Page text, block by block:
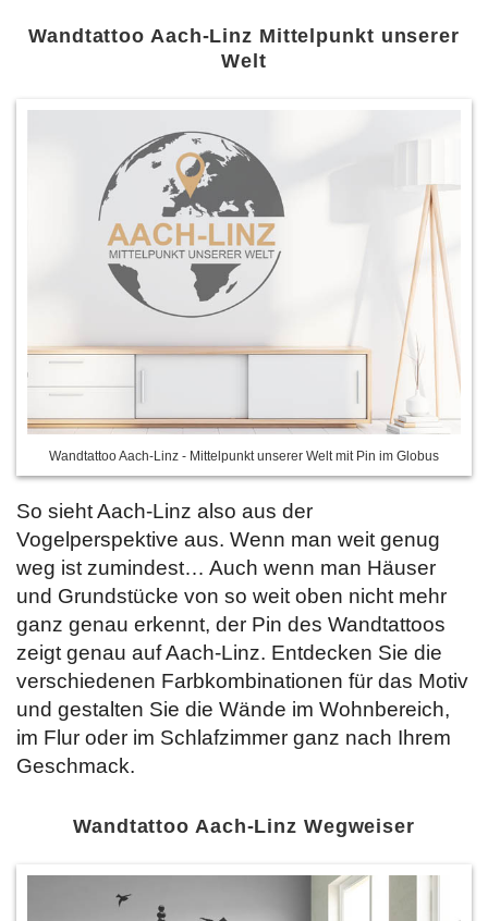
Wandtattoo Aach-Linz Mittelpunkt unserer
Welt
Wandtattoo Aach-Linz - Mittelpunkt unserer Welt mit Pin im Globus
So sieht Aach-Linz also aus der
Vogelperspektive aus. Wenn man weit genug
weg ist zumindest… Auch wenn man Häuser
und Grundstücke von so weit oben nicht mehr
ganz genau erkennt, der Pin des Wandtattoos
zeigt genau auf Aach-Linz. Entdecken Sie die
verschiedenen Farbkombinationen für das Motiv
und gestalten Sie die Wände im Wohnbereich,
im Flur oder im Schlafzimmer ganz nach Ihrem
Geschmack.
Wandtattoo Aach-Linz Wegweiser